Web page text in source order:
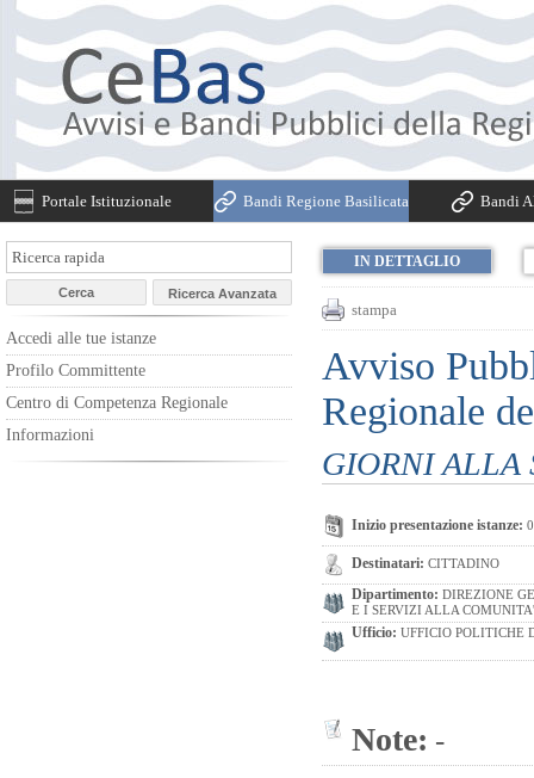
Portale Istituzionale Bandi Regione Basilicata Bandi
Accedi alle tue istanze
Profilo Committente
Centro di Competenza Regionale
Informazioni
IN DETTAGLIO
stampa
Avviso
Regionale
GIORNI ALLA
Inizio presentazione istanze:
Destinatari: CITTADINO
Dipartimento: DIREZIONE
E I SERVIZI ALLA COMUNITA'
Ufficio: UFFICIO POLITICHE
Note: -